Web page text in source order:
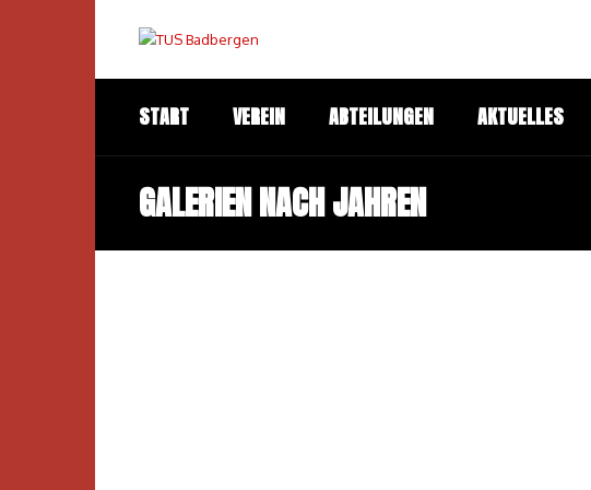
START VEREIN ABTEILUNGEN AKTUELLES
GALERIEN NACH JAHREN